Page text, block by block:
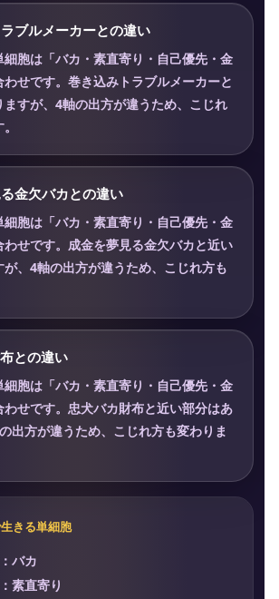
ブルメーカーとの違い
胞は「バカ・素直寄り・自己優先・金
せです。巻き込みトラブルメーカーと
すが、4軸の出方が違うため、こじれ
金欠バカとの違い
胞は「バカ・素直寄り・自己優先・金
せです。成金を夢見る金欠バカと近い
、4軸の出方が違うため、こじれ方も
との違い
胞は「バカ・素直寄り・自己優先・金
せです。忠犬バカ財布と近い部分はあ
出方が違うため、こじれ方も変わりま
きる単細胞
バカ
素直寄り